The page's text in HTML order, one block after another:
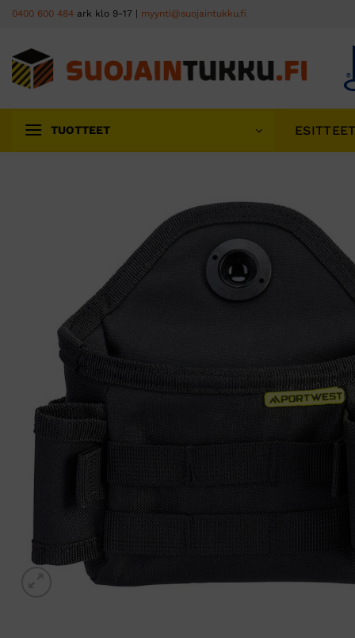
Skip
content
0400 600 484 ark klo 9-17 | myynti@suojaintukku.fi
TUOTTEET